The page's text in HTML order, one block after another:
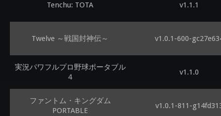
Tenchu: TOTA v1.1.1
Twelve ～戦国封神伝～ v1.0.1-600-
実況パワフルプロ野球ポータブル
４
v1.1.0
ファントム・キングダム
PORTABLE
v1.0.1-811-